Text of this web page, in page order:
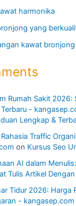
harmonika
yang
kawat bronjong
Rumah Sakit 2026:
-
Lengkap &
Traffic
on Kursus Seo
AI dalam
Tulis Artikel
Tidur 2026: Harga
- kangasep.com